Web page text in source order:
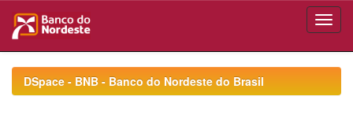
navigationDSpace - BNB - Banco do Nordeste do Brasil